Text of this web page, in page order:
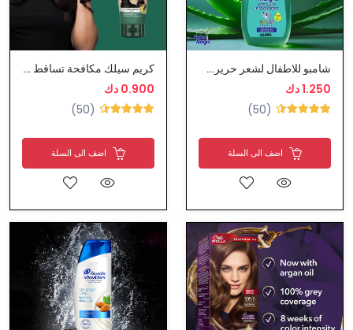
شامبو للاطفال لشعر حريري وانيق - بيبي ماجيك
1.250 دك
(50)
اضف الى السلة
كريم سيلك مكافحة تساقط الشعر
0.900 دك
(50)
اضف الى السلة